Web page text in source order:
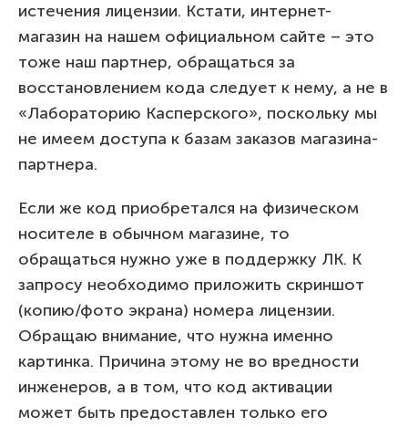
истечения лицензии. Кстати, интернет-
магазин на нашем официальном сайте – это
тоже наш партнер, обращаться за
восстановлением кода следует к нему, а не в
«Лабораторию Касперского», поскольку мы
не имеем доступа к базам заказов магазина-
партнера.
Если же код приобретался на физическом
носителе в обычном магазине, то
обращаться нужно уже в поддержку ЛК. К
запросу необходимо приложить скриншот
(копию/фото экрана) номера лицензии.
Обращаю внимание, что нужна именно
картинка. Причина этому не во вредности
инженеров, а в том, что код активации
может быть предоставлен только его